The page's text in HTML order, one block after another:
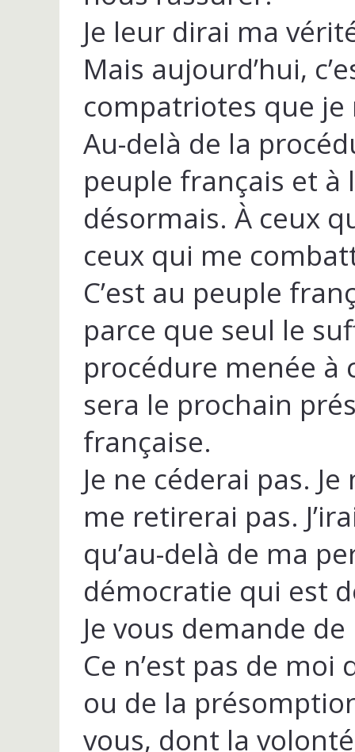
Je leur dirai ma
Mais aujourd’hui,
compatriotes que je
Au-delà de la
peuple français et à
désormais. À ceux
ceux qui me
C’est au peuple
parce que seul le
procédure menée à
sera le prochain
française.
Je ne céderai pas.
me retirerai pas.
qu’au-delà de ma
démocratie qui est
Je vous demande
Ce n’est pas de moi
ou de la
vous, dont la